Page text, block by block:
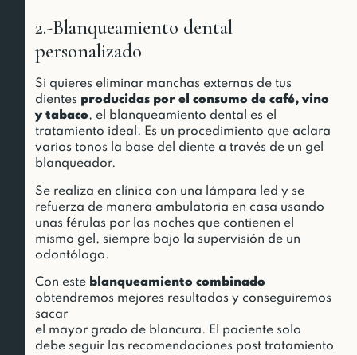
2.-Blanqueamiento dental
personalizado
Si quieres eliminar manchas externas de tus
dientes producidas por el consumo de café, vino
y tabaco, el blanqueamiento dental es el
tratamiento ideal. Es un procedimiento que aclara
varios tonos la base del diente a través de un gel
blanqueador.
Se realiza en clínica con una lámpara led y se
refuerza de manera ambulatoria en casa usando
unas férulas por las noches que contienen el
mismo gel, siempre bajo la supervisión de un
odontólogo.
Con este blanqueamiento combinado
obtendremos mejores resultados y conseguiremos
sacar
el mayor grado de blancura. El paciente solo
debe seguir las recomendaciones post tratamiento